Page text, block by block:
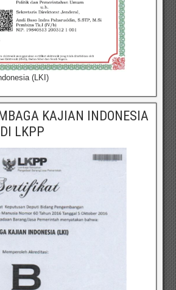
(LKI)
KAJIAN INDONESIA
DI LKPP